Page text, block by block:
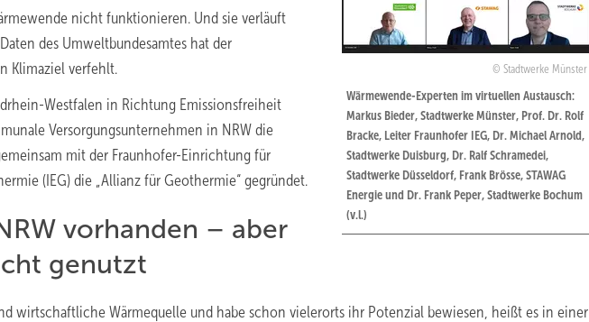
Stadtwerke Münster
Wärmewende-Experten im virtuellen Austausch:
Markus Bieder, Stadtwerke Münster, Prof. Dr. Rolf
Bracke, Leiter Fraunhofer IEG, Dr. Michael Arnold,
Stadtwerke Duisburg, Dr. Ralf Schramedei,
Stadtwerke Düsseldorf, Frank Brösse, STAWAG
Energie und Dr. Frank Peper, Stadtwerke Bochum
(v.l.)
nicht funktionieren. Und sie verläuft
des Umweltbundesamtes hat der
Klimaziel verfehlt.
Westfalen in Richtung Emissionsfreiheit
Versorgungsunternehmen in NRW die
mit der Fraunhofer-Einrichtung für
(IEG) die „Allianz für Geothermie“ gegründet.
vorhanden – aber
genutzt
wirtschaftliche Wärmequelle und habe schon vielerorts ihr Potenzial bewiesen, heißt es in einer